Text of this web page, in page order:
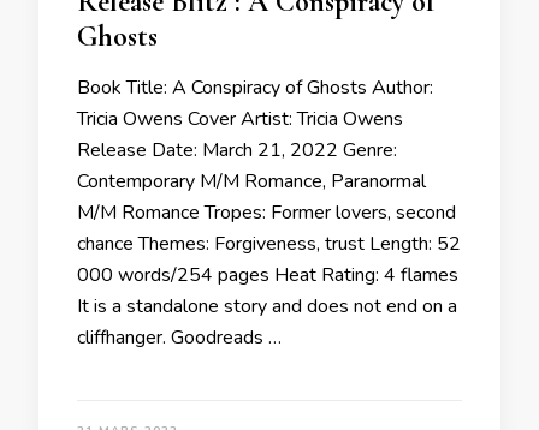
Ghosts
Book Title: A Conspiracy of Ghosts Author:
Tricia Owens Cover Artist: Tricia Owens
Release Date: March 21, 2022 Genre:
Contemporary M/M Romance, Paranormal
M/M Romance Tropes: Former lovers, second
chance Themes: Forgiveness, trust Length: 52
000 words/254 pages Heat Rating: 4 flames
It is a standalone story and does not end on a
cliffhanger. Goodreads …